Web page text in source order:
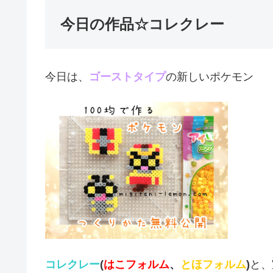
今日の作品☆コレクレー
今日は、 ゴーストタイプの新しいポケモン
コレクレー(はこフォルム、 とほフォルム) と